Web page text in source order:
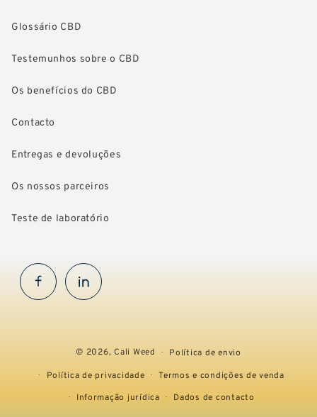
Glossário CBD
Testemunhos sobre o CBD
Os benefícios do CBD
Contacto
Entregas e devoluções
Os nossos parceiros
Teste de laboratório
FacebookInstaGram
© 2026,Cali Weed
Política de envio
Política de privacidade
Termos e condições de venda
Informação jurídica
Dados de contacto